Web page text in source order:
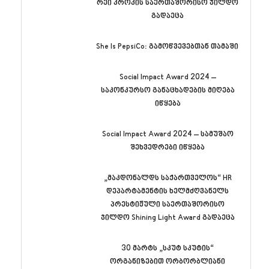
რეი კროკის საერთაშორისო ჯილდო
გადაეცა
She Is PepsiCo: გამოწვევებთან თამაში
Social Impact Award 2024 –
საკონკურსო განაცხადების მიღება
იწყება
Social Impact Award 2024 – სამუშაო
შეხვედრები იწყება
„მაკდონალდს საქართველოს“ HR
დეპარტამენტის ხელმძღვანელს
პრესტიჟული საერთაშორისო
ჯილდო Shining Light Award გადაეცა
30 მარტს „სკუტ სკუტის“
ორგანიზებით ორბორბლიანი